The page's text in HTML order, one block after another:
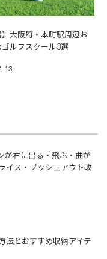
】大阪府・本町駅周辺お
ゴルフスクール3選
13
が右に出る・飛ぶ・曲が
イス・プッシュアウト改
法とおすすめ収納アイテ